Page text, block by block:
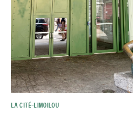
LA CITÉ–LIMOILOU